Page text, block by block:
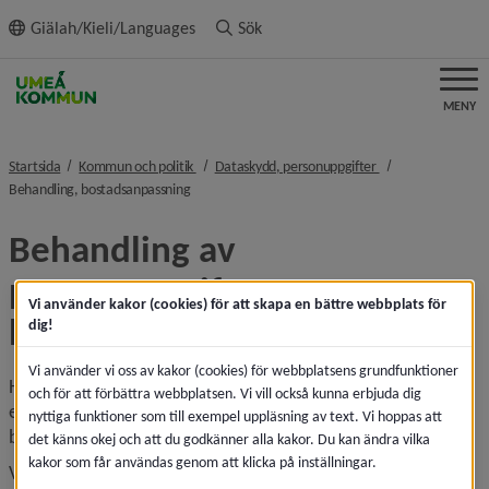
innehållet
Giälah/Kieli/Languages Sök
MENY
Startsida Kommun och politik nivå i brödsmulenavigeringen
Dataskydd, personuppgifter nivå i
Behandling, bostadsanpassningnivå i brödsmulenavigeringen
Behandling av
personuppgifter,
bostadsanpassning
Här kan du ta del av hur dina uppgifter behandlas, till
exempel syftet med behandlingen, den lagliga grunden för
behandlingen och hur länge uppgifterna kommer sparas.
Vid ansökan om bostadsanpassningsbidrag så behöver vi
Vi använder kakor (cookies) för att skapa en bättre webbplats för
dig!
Vi använder vi oss av kakor (cookies) för webbplatsens grundfunktioner
och för att förbättra webbplatsen. Vi vill också kunna erbjuda dig
nyttiga funktioner som till exempel uppläsning av text. Vi hoppas att
det känns okej och att du godkänner alla kakor. Du kan ändra vilka
kakor som får användas genom att klicka på inställningar.